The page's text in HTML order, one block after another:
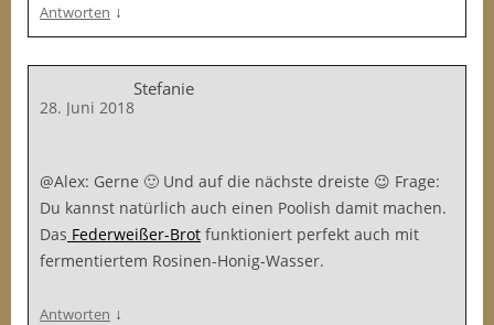
Antworten ↓
Stefanie
28. Juni 2018
@Alex: Gerne 🙂 Und auf die nächste dreiste 😉 Frage:
Du kannst natürlich auch einen Poolish damit machen.
Das Federweißer-Brot funktioniert perfekt auch mit
fermentiertem Rosinen-Honig-Wasser.
Antworten ↓